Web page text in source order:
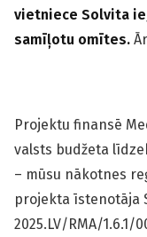
vietniece Solvita
samīļotu omītes.
Projektu finansē
valsts budžeta
– mūsu nākotnes
projekta īstenotāja
2025.LV/RMA/1.6.1/